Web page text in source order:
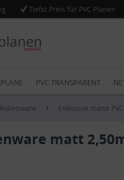
Tiefst Preis für PVC Planen
PVC TRANSPARENT
Rollenware Exklusive matte
matt